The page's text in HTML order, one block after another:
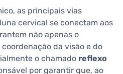
as principais vias
cervical se conectam aos
não apenas o
da visão e do
o chamado reflexo
por garantir que, ao